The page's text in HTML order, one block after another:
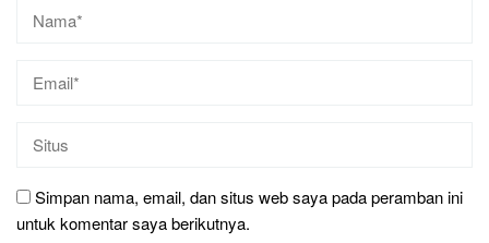
Simpan nama, email, dan situs web saya pada peramban ini
untuk komentar saya berikutnya.